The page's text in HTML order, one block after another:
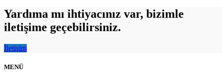
Yardıma mı ihtiyacınız var, bizimle
iletişime geçebilirsiniz.
İletişim
TEKNİK BİLGİLER
MENÜ